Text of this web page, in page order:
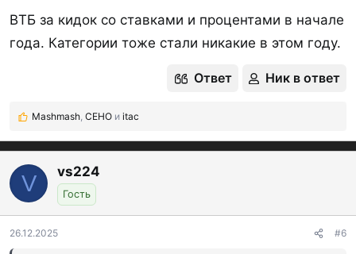
ВТБ за кидок со ставками и процентами в начале
года. Категории тоже стали никакие в этом году.
Ответ Ник в ответ
Р
е
а
к
и
и
:
Mashmash, CEHO и itac
V vs224
Гость
26.12.2025 #6